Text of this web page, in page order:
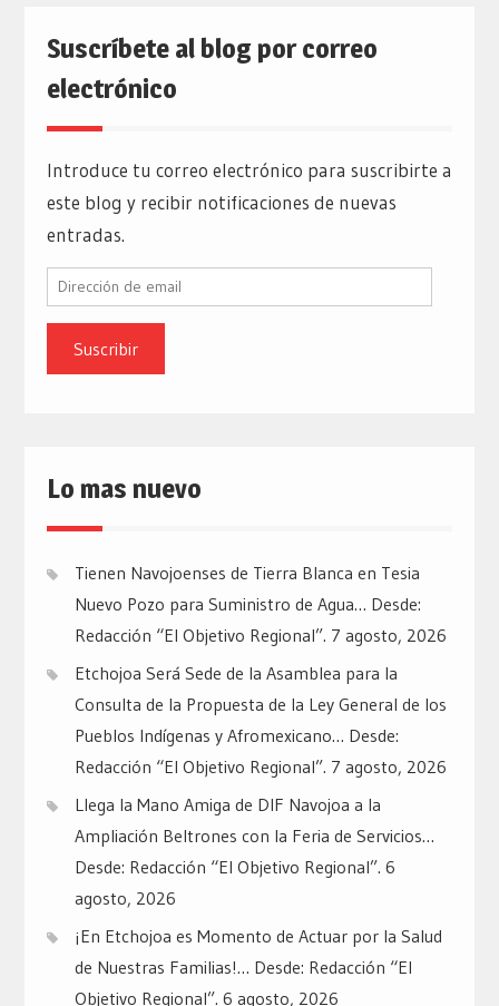
Suscríbete al blog por correo
electrónico
Introduce tu correo electrónico para suscribirte a
este blog y recibir notificaciones de nuevas
entradas.
Dirección
email
Lo mas nuevo
Tienen Navojoenses de Tierra Blanca en Tesia
Nuevo Pozo para Suministro de Agua… Desde:
Redacción “El Objetivo Regional”. 7 agosto, 2026
Etchojoa Será Sede de la Asamblea para la
Consulta de la Propuesta de la Ley General de los
Pueblos Indígenas y Afromexicano… Desde:
Redacción “El Objetivo Regional”. 7 agosto, 2026
Llega la Mano Amiga de DIF Navojoa a la
Ampliación Beltrones con la Feria de Servicios…
Desde: Redacción “El Objetivo Regional”. 6
agosto, 2026
¡En Etchojoa es Momento de Actuar por la Salud
de Nuestras Familias!… Desde: Redacción “El
Objetivo Regional”. 6 agosto, 2026